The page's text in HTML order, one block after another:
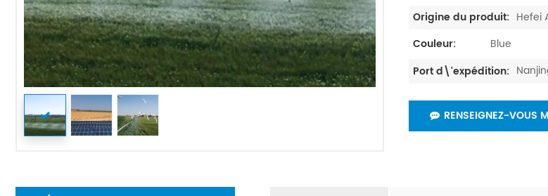
Origine du produit: Hefei
Couleur:
Blue
Port d\'expédition:
RENSEIGNEZ-VOUS